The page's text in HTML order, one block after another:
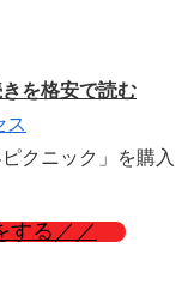
を格安で読む
ス
クニック」を購入
する／／